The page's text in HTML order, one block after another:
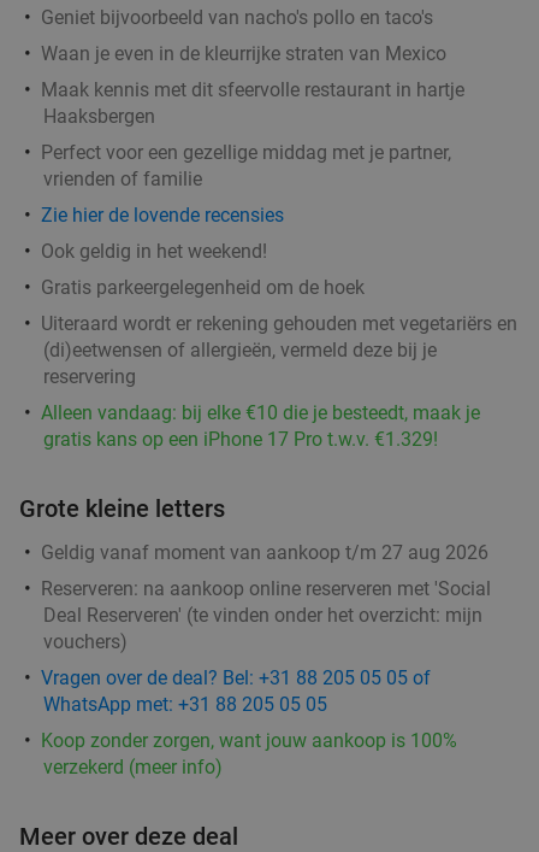
Geniet bijvoorbeeld van nacho's pollo en taco's
Waan je even in de kleurrijke straten van Mexico
Maak kennis met dit sfeervolle restaurant in hartje
Haaksbergen
Perfect voor een gezellige middag met je partner,
vrienden of familie
Zie hier de lovende recensies
Ook geldig in het weekend!
Gratis parkeergelegenheid om de hoek
Uiteraard wordt er rekening gehouden met vegetariërs en
(di)eetwensen of allergieën, vermeld deze bij je
reservering
Alleen vandaag: bij elke €10 die je besteedt, maak je
gratis kans op een iPhone 17 Pro t.w.v. €1.329!
Grote kleine letters
Geldig vanaf moment van aankoop t/m 27 aug 2026
Reserveren: na aankoop online reserveren met 'Social
Deal Reserveren' (te vinden onder het overzicht: mijn
vouchers)
Vragen over de deal? Bel: +31 88 205 05 05 of
WhatsApp met: +31 88 205 05 05
Koop zonder zorgen, want jouw aankoop is 100%
verzekerd (meer info)
Meer over deze deal